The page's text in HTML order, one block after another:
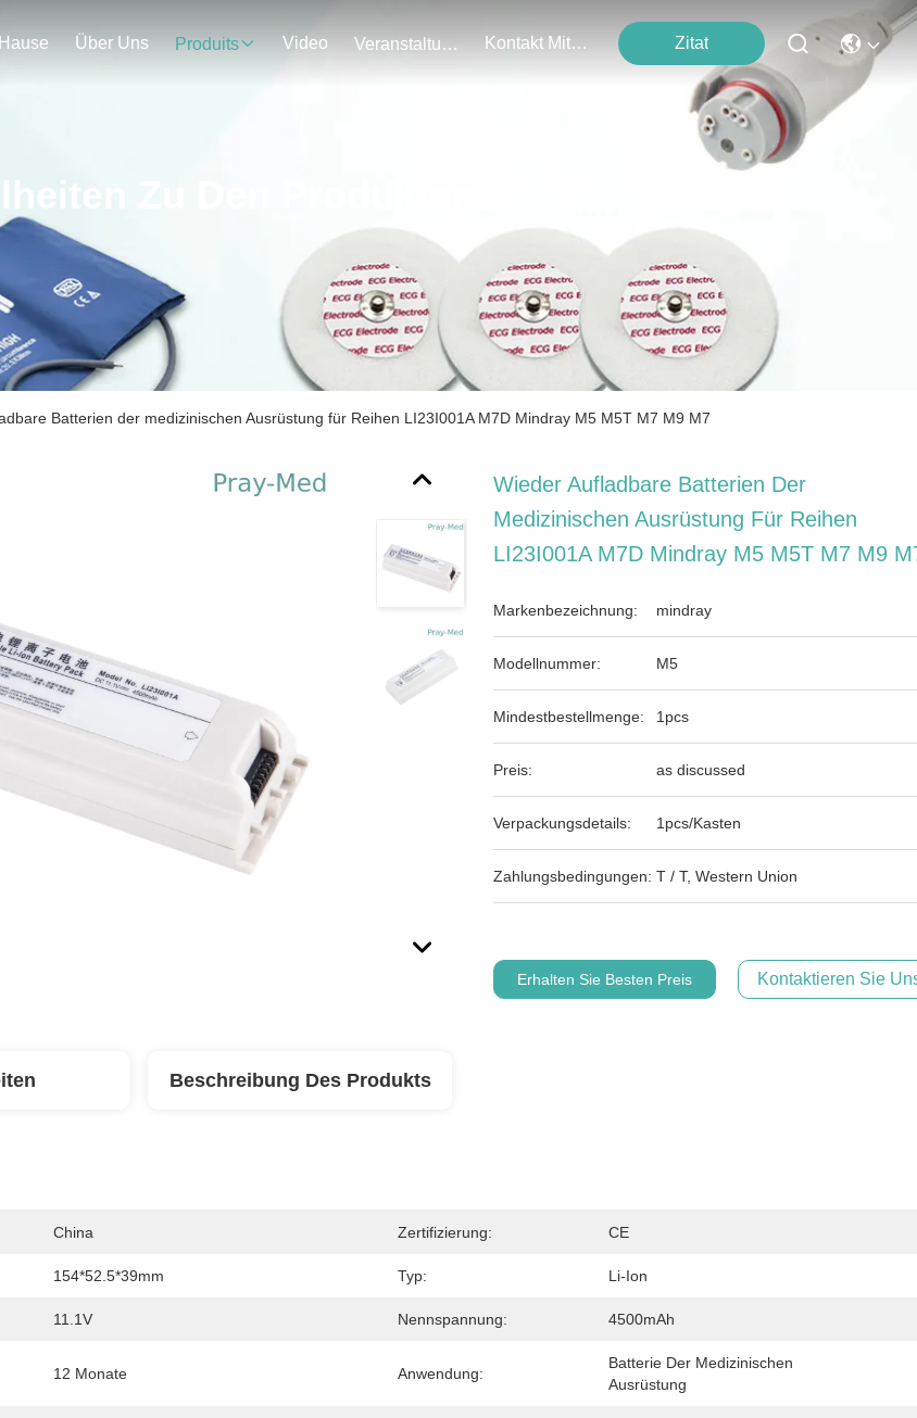
Über Uns Produits Video Veranstaltungen Kontakt Mit Uns Zitat
Zu Den Produkten
Batterien der medizinischen Ausrüstung für Reihen LI23I001A M7D Mindray M5 M5T M7 M9 M7
Wieder Aufladbare Batterien Der
Medizinischen Ausrüstung Für Reihen
LI23I001A M7D Mindray M5 M5T M7 M9
Markenbezeichnung: mindray
Modellnummer: M5
Mindestbestellmenge: 1pcs
Preis: as discussed
Verpackungsdetails: 1pcs/Kasten
Zahlungsbedingungen: T / T, Western Union
Erhalten Sie Besten Preis Kontaktieren Sie
Beschreibung Des Produkts
China Zertifizierung: CE
154*52.5*39mm Typ: Li-Ion
11.1V Nennspannung: 4500mAh
12 Monate Anwendung:
Batterie Der Medizinischen
Ausrüstung